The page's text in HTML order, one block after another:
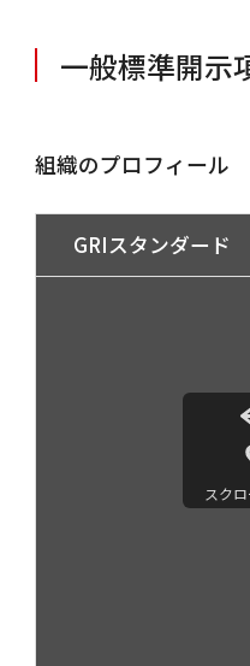
一般標準開示
組織のプロフィール
GRIスタンダード
スク